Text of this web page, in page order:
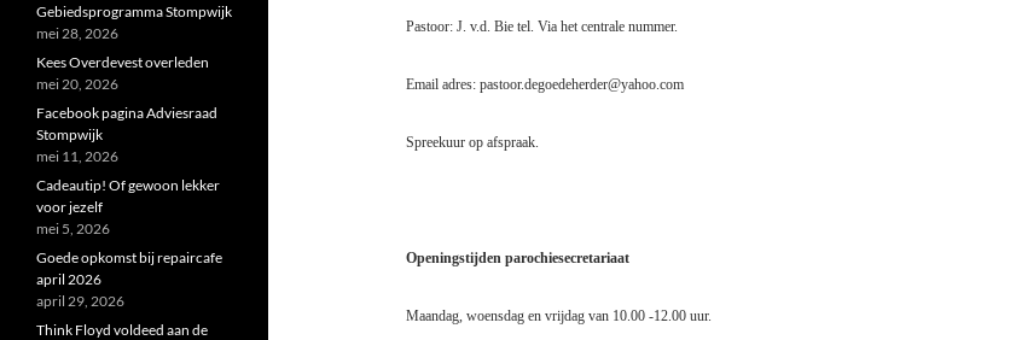
Pastoor: J. v.d. Bie tel. Via het centrale nummer.
Email adres: pastoor.degoedeherder@yahoo.com
Spreekuur op afspraak.
Openingstijden parochiesecretariaat
Maandag, woensdag en vrijdag van 10.00 -12.00 uur.
Gebiedsprogramma Stompwijk
mei 28, 2026
Kees Overdevest overleden
mei 20, 2026
Facebook pagina Adviesraad
Stompwijk
mei 11, 2026
Cadeautip! Of gewoon lekker
voor jezelf
mei 5, 2026
Goede opkomst bij repaircafe
april 2026
april 29, 2026
Think Floyd voldeed aan de